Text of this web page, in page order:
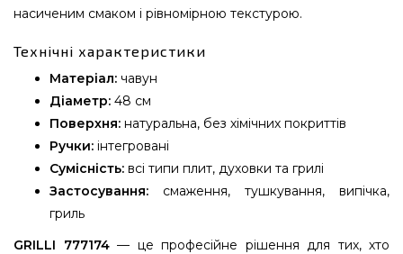
насиченим смаком і рівномірною текстурою.
Технічні характеристики
Матеріал: чавун
Діаметр: 48 см
Поверхня: натуральна, без хімічних покриттів
Ручки: інтегровані
Сумісність: всі типи плит, духовки та грилі
Застосування: смаження, тушкування, випічка,
гриль
GRILLI 777174— це професійне рішення для тих, хто